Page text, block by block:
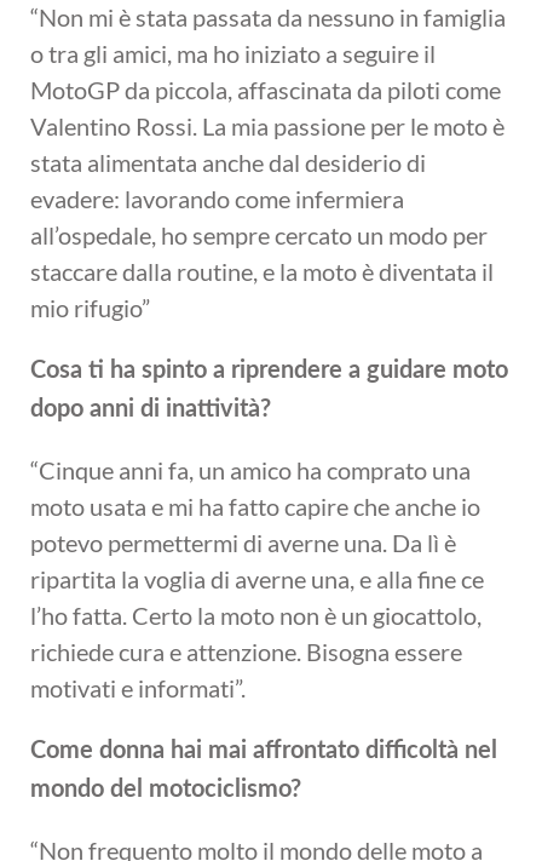
“Non mi è stata passata da nessuno in famiglia
o tra gli amici, ma ho iniziato a seguire il
MotoGP da piccola, affascinata da piloti come
Valentino Rossi. La mia passione per le moto è
stata alimentata anche dal desiderio di
evadere: lavorando come infermiera
all’ospedale, ho sempre cercato un modo per
staccare dalla routine, e la moto è diventata il
mio rifugio”
Cosa ti ha spinto a riprendere a guidare moto
dopo anni di inattività?
“Cinque anni fa, un amico ha comprato una
moto usata e mi ha fatto capire che anche io
potevo permettermi di averne una. Da lì è
ripartita la voglia di averne una, e alla fine ce
l’ho fatta. Certo la moto non è un giocattolo,
richiede cura e attenzione. Bisogna essere
motivati e informati”.
Come donna hai mai affrontato difficoltà nel
mondo del motociclismo?
“Non frequento molto il mondo delle moto a